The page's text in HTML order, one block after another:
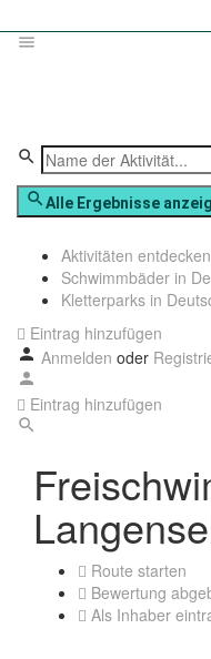
Alle Ergebnisse
Aktivitäten entdecken
Schwimmbäder in
Kletterparks in
Eintrag hinzufügen
Anmelden oder
Eintrag hinzufügen
Route starten
Bewertung
Als Inhaber